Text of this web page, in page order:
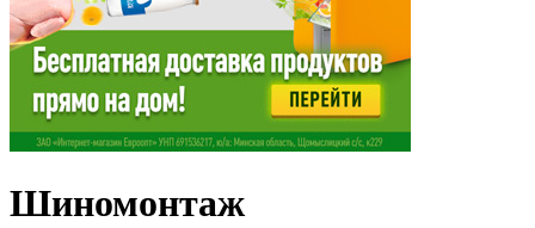
Шиномонтаж